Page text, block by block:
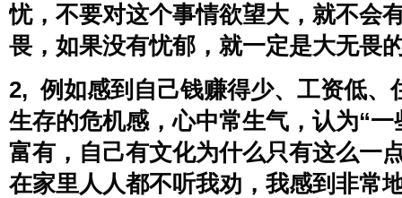
忧，不要对这个事情欲望大，就不会
畏，如果没有忧郁，就一定是大无畏
2,  例如感到自己钱赚得少、工资低
生存的危机感，心中常生气，认为“
富有，自己有文化为什么只有这么一
在家里人人都不听我劝，我感到非常